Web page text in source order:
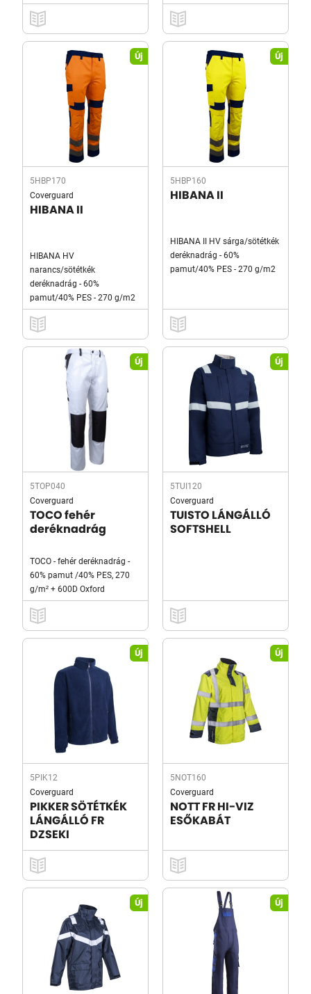
Új
5HBP170
Coverguard
HIBANA II
HIBANA HV
narancs/sötétkék
deréknadrág - 60%
pamut/40% PES - 270 g/m2
Új
5HBP160
HIBANA II
HIBANA II HV sárga/sötétkék
deréknadrág - 60%
pamut/40% PES - 270 g/m2
Új
5TOP040
Coverguard
TOCO fehér
deréknadrág
TOCO - fehér deréknadrág -
60% pamut /40% PES, 270
g/m² + 600D Oxford
Új
5TUI120
Coverguard
TUISTO LÁNGÁLLÓ
SOFTSHELL
Új
5PIK12
Coverguard
PIKKER SÖTÉTKÉK
LÁNGÁLLÓ FR
DZSEKI
Új
5NOT160
Coverguard
NOTT FR HI-VIZ
ESŐKABÁT
Új Új